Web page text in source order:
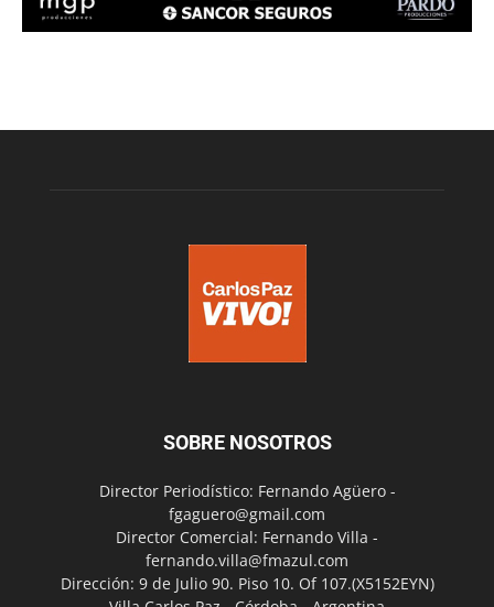
SOBRE NOSOTROS
Director Periodístico: Fernando Agüero -
fgaguero@gmail.com
Director Comercial: Fernando Villa -
fernando.villa@fmazul.com
Dirección: 9 de Julio 90. Piso 10. Of 107.(X5152EYN)